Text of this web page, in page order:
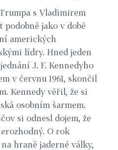
s Vladimirem
podobně jako v době
amerických
lídry. Hned jeden
J. F. Kennedyho
v červnu 1961, skončil
Kennedy věřil, že si
osobním šarmem.
si odnesl dojem, že
O rok
hraně jaderné války,